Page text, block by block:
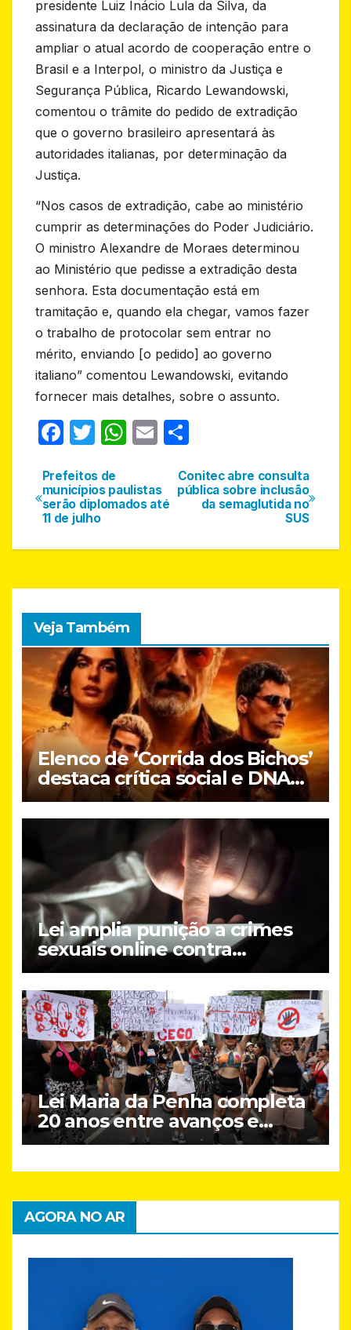
presidente Luiz Inácio Lula da Silva, da
assinatura da declaração de intenção para
ampliar o atual acordo de cooperação entre o
Brasil e a Interpol, o ministro da Justiça e
Segurança Pública, Ricardo Lewandowski,
comentou o trâmite do pedido de extradição
que o governo brasileiro apresentará às
autoridades italianas, por determinação da
Justiça.
“Nos casos de extradição, cabe ao ministério
cumprir as determinações do Poder Judiciário.
O ministro Alexandre de Moraes determinou
ao Ministério que pedisse a extradição desta
senhora. Esta documentação está em
tramitação e, quando ela chegar, vamos fazer
o trabalho de protocolar sem entrar no
mérito, enviando [o pedido] ao governo
italiano” comentou Lewandowski, evitando
fornecer mais detalhes, sobre o assunto.
F
c
e
b
o
o
k
T
itt
er
W
at
s
p
p
E
ail ar
e
Navegação
de
Post
Conitec abre consulta
pública sobre inclusão
da semaglutida no
SUS
Prefeitos de
municípios paulistas
serão diplomados até
11 de julho
Veja Também
Elenco de ‘Corrida dos Bichos’
destaca crítica social e DNA
brasileiro do novo filme do
Prime Video
Lei amplia punição a crimes
sexuais online contra
crianças; entenda
Lei Maria da Penha completa
20 anos entre avanços e
desafios
AGORA NO AR